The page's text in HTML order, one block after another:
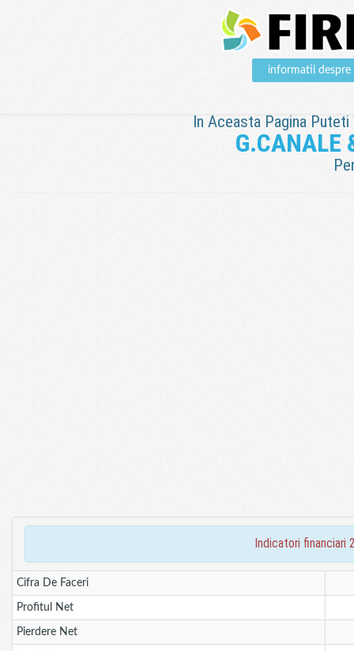
informatii despre
In Aceasta Pagina
G.CANALE
indicatori financiari
Cifra De Faceri
Profitul Net
Pierdere Net